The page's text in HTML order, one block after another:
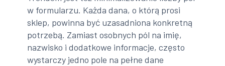
w formularzu. Każda dana, o którą prosi
sklep, powinna być uzasadniona konkretną
potrzebą. Zamiast osobnych pól na imię,
nazwisko i dodatkowe informacje, często
wystarczy jedno pole na pełne dane